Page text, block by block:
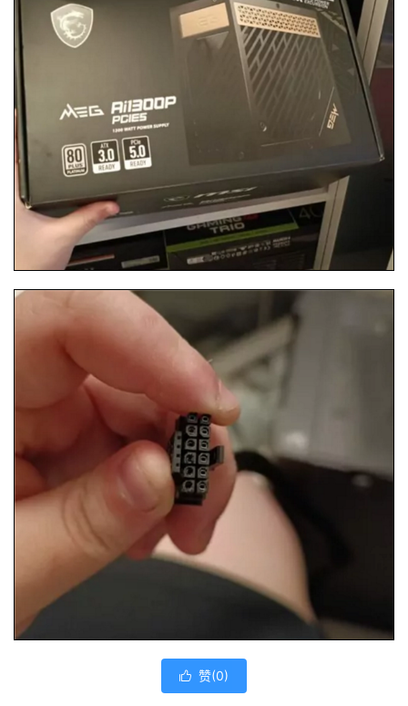
 赞(0)